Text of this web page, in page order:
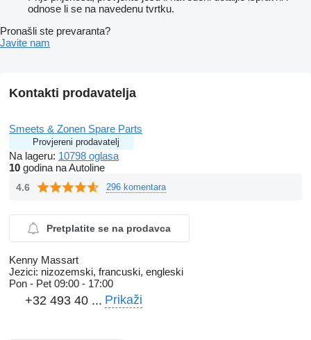
odnose li se na navedenu tvrtku.
Pronašli ste prevaranta?
Javite nam
Kontakti prodavatelja
Smeets & Zonen Spare Parts
Provjereni prodavatelj
Na lageru: 10798 oglasa
10 godina na Autoline
4.6 296 komentara
Pretplatite se na prodavca
Kenny Massart
Jezici: nizozemski, francuski, engleski
Pon - Pet 09:00 - 17:00
+32 493 40 ... Prikaži